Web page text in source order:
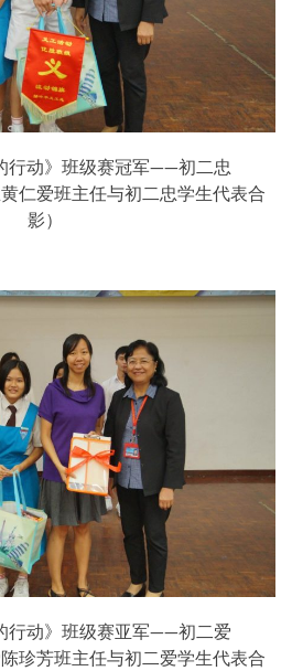
行动》班级赛冠军——初二忠
仁爱班主任与初二忠学生代表合
影）
行动》班级赛亚军——初二爱
珍芳班主任与初二爱学生代表合